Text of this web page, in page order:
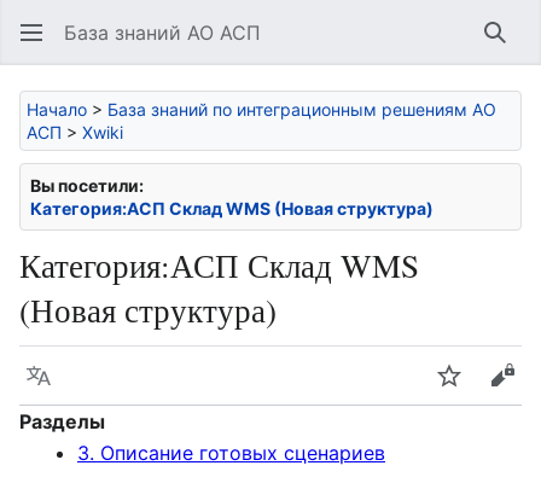
База знаний АО АСП
Начало > База знаний по интеграционным решениям АО
АСП > Xwiki
Вы посетили:
Категория:АСП Склад WMS (Новая структура)
Категория:АСП Склад WMS
(Новая структура)
Язык Следить
Разделы
3. Описание готовых сценариев